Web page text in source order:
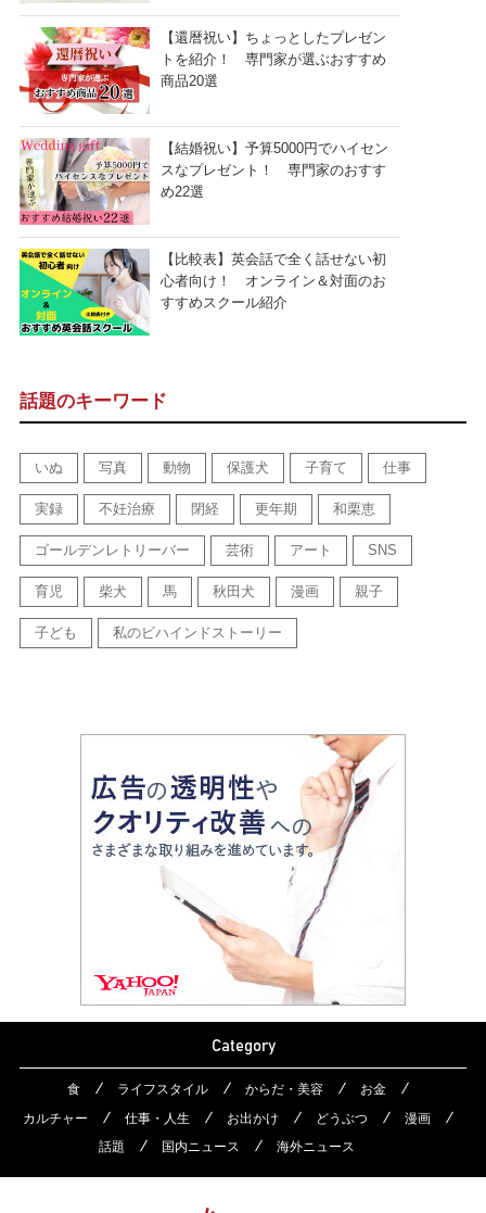
【還暦祝い】ちょっとしたプレゼン
トを紹介！ 専門家が選ぶおすすめ
商品20選
【結婚祝い】予算5000円でハイセン
スなプレゼント！ 専門家のおすす
め22選
【比較表】英会話で全く話せない初
心者向け！ オンライン＆対面のお
すすめスクール紹介
話題のキーワード
いぬ 写真 動物 保護犬 子育て 仕事
実録 不妊治療 閉経 更年期 和栗恵
ゴールデンレトリーバー 芸術 アート SNS
育児 柴犬 馬 秋田犬 漫画 親子
子ども 私のビハインドストーリー
Category
食 ライフスタイル からだ・美容
お金
カルチャー
仕事・人生 お出かけ どうぶつ
漫画
話題
国内ニュース 海外ニュース